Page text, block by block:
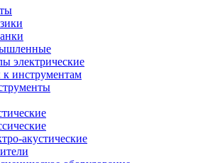
электрические
к инструментам
акустические